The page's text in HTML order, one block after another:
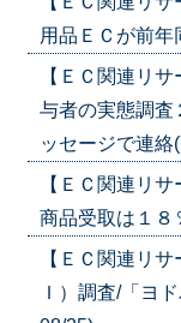
用品ＥＣが前
【ＥＣ関連リ
与者の実態調査
ッセージで連絡
【ＥＣ関連リ
商品受取は１８
【ＥＣ関連リ
Ｉ）調査/「ヨ